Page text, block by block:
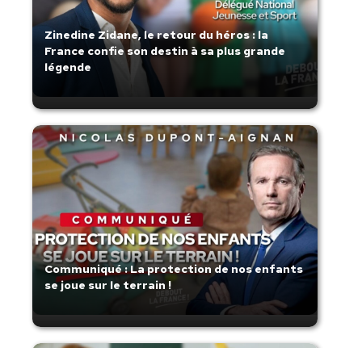
Zinedine Zidane, le retour du héros : la
France confie son destin à sa plus grande
légende
Communiqué : La protection de nos enfants
se joue sur le terrain !